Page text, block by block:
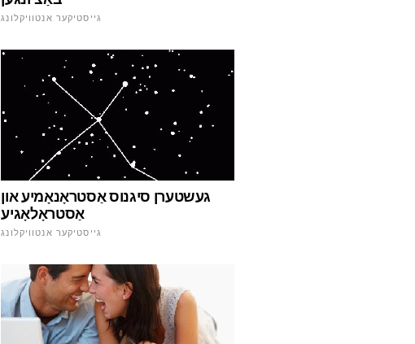
גייסטיקער אנטוויקלונג
געשטערן סיגנוס אַסטראָנאָמיע און
אַסטראָלאָגיע
גייסטיקער אנטוויקלונג